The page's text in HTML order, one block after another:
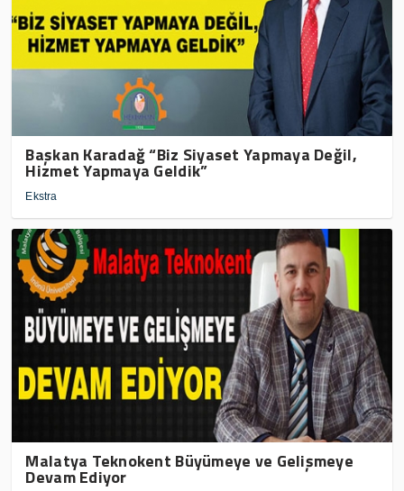
Başkan Karadağ “Biz Siyaset Yapmaya Değil,
Hizmet Yapmaya Geldik”
Ekstra
Malatya Teknokent Büyümeye ve Gelişmeye
Devam Ediyor